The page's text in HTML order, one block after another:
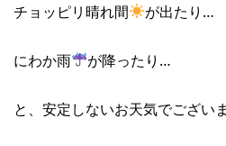
チョッピリ晴れ間 が出たり…
にわか雨 が降ったり…
と、安定しないお天気でござい